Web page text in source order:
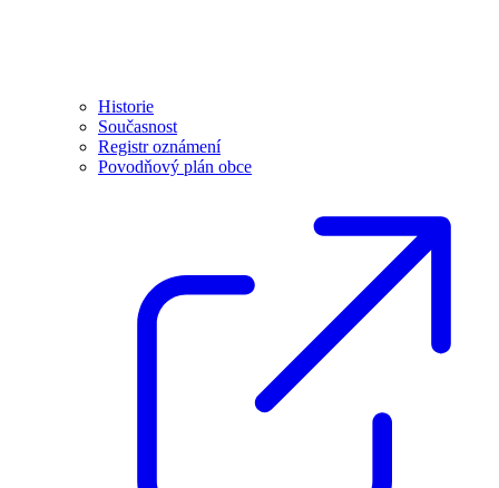
Historie
Současnost
Registr oznámení
Povodňový plán obce